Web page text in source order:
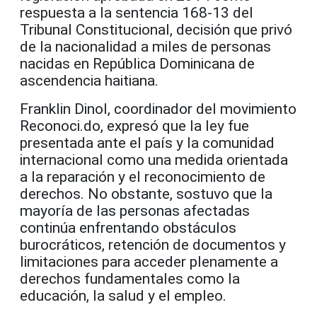
respuesta a la sentencia 168-13 del
Tribunal Constitucional, decisión que privó
de la nacionalidad a miles de personas
nacidas en República Dominicana de
ascendencia haitiana.
Franklin Dinol, coordinador del movimiento
Reconoci.do, expresó que la ley fue
presentada ante el país y la comunidad
internacional como una medida orientada
a la reparación y el reconocimiento de
derechos. No obstante, sostuvo que la
mayoría de las personas afectadas
continúa enfrentando obstáculos
burocráticos, retención de documentos y
limitaciones para acceder plenamente a
derechos fundamentales como la
educación, la salud y el empleo.